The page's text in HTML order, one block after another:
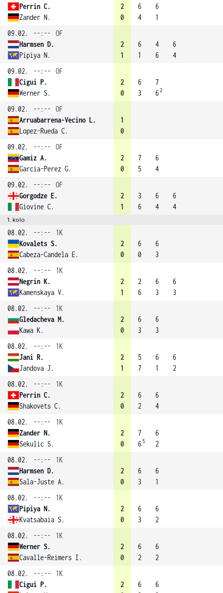
Perrin C.
Zander N.
2
0
6
4
6
1
09.02.
--:--
OF
Harmsen D.
Pipiya N.
2
1
6
1
4
6
6
4
09.02.
--:--
OF
Cigui P.
Werner S.
2
0
6
3
7
62
09.02. --:--
OF
Arruabarrena-Vecino L.
Lopez-Rueda C.
1
0
09.02.
--:--
OF
Gamiz A.
Garcia-Perez G.
2
0
7
5
6
4
09.02.
--:--
OF
Gorgodze E.
Giovine C.
2
1
3
6
6
4
6
4
1. kolo
08.02. --:--
1K
Kovalets S.
Cabeza-Candela E.
2
0
6
0
6
3
08.02.
--:--
1K
Negrin K.
Kamenskaya V.
2
1
2
6
6
3
6
3
08.02.
--:--
1K
Gledacheva M.
Kawa K.
2
0
6
3
6
3
08.02.
--:--
1K
Jani R.
Jandova J.
2
1
5
7
6
1
6
2
08.02.
--:--
1K
Perrin C.
Shakovets C.
2
0
6
2
6
4
08.02.
--:--
1K
Zander N.
Sekulic S.
2
0
7
6 5
6
2
08.02.
--:--
1K
Harmsen D.
Sala-Juste A.
2
0
6
3
6
1
08.02.
--:--
1K
Pipiya N.
Kvatsabaia S.
2
0
6
3
6
2
08.02.
--:--
1K
Werner S.
Cavalle-Reimers I.
2
0
6
2
6
2
08.02.
--:--
1K
Cigui P.
2
6
6